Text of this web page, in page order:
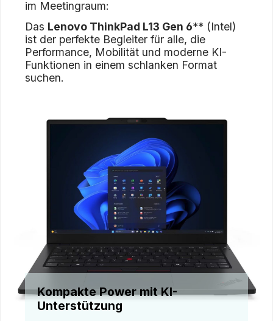
im Meetingraum:
Das Lenovo ThinkPad L13 Gen 6** (Intel)
ist der perfekte Begleiter für alle, die
Performance, Mobilität und moderne KI-
Funktionen in einem schlanken Format
suchen.
Kompakte Power mit KI-
Unterstützung